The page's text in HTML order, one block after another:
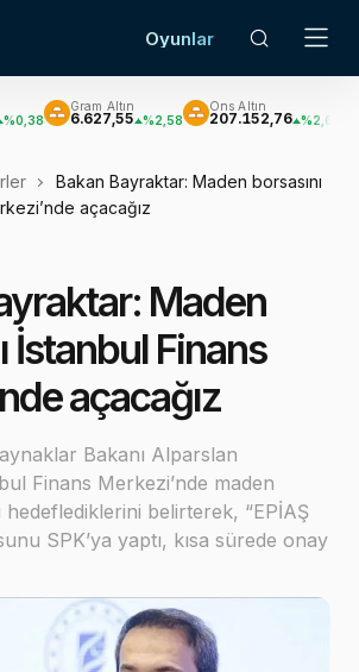
Oyunlar
Gram Altın
6.627,55 %2,58
Ons Altın
207.152,76 %2,62
Bakan Bayraktar: Maden borsasını
açacağız
Maden
İstanbul Finans
açacağız
Bakanı Alparslan
Finans Merkezi’nde maden
hedeflediklerini belirterek, “EPİAŞ
SPK’ya yaptı, kısa sürede onay